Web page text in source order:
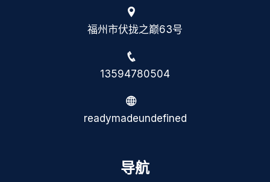
福州市伏拢之巅63号
13594780504
readymadeundefined
导航